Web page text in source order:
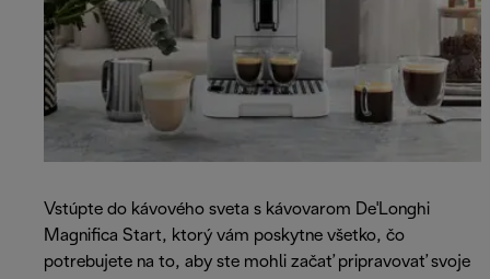
Vstúpte do kávového sveta s kávovarom De'Longhi
Magnifica Start, ktorý vám poskytne všetko, čo
potrebujete na to, aby ste mohli začať pripravovať svoje